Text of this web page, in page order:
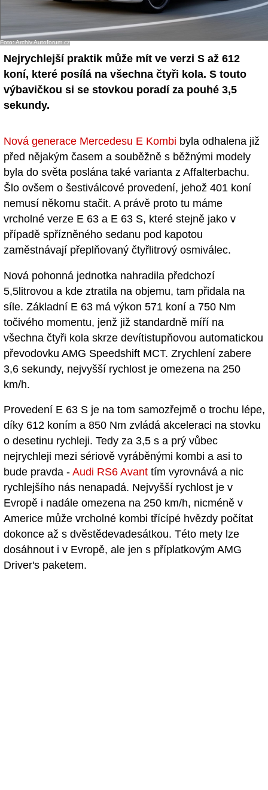
Foto: Archiv Autoforum.cz
Nejrychlejší praktik může mít ve verzi S až 612
koní, které posílá na všechna čtyři kola. S touto
výbavičkou si se stovkou poradí za pouhé 3,5
sekundy.
Nová generace Mercedesu E Kombi byla odhalena již
před nějakým časem a souběžně s běžnými modely
byla do světa poslána také varianta z Affalterbachu.
Šlo ovšem o šestiválcové provedení, jehož 401 koní
nemusí někomu stačit. A právě proto tu máme
vrcholné verze E 63 a E 63 S, které stejně jako v
případě spřízněného sedanu pod kapotou
zaměstnávají přeplňovaný čtyřlitrový osmiválec.
Nová pohonná jednotka nahradila předchozí
5,5litrovou a kde ztratila na objemu, tam přidala na
síle. Základní E 63 má výkon 571 koní a 750 Nm
točivého momentu, jenž již standardně míří na
všechna čtyři kola skrze devítistupňovou automatickou
převodovku AMG Speedshift MCT. Zrychlení zabere
3,6 sekundy, nejvyšší rychlost je omezena na 250
km/h.
Provedení E 63 S je na tom samozřejmě o trochu lépe,
díky 612 koním a 850 Nm zvládá akceleraci na stovku
o desetinu rychleji. Tedy za 3,5 s a prý vůbec
nejrychleji mezi sériově vyráběnými kombi a asi to
bude pravda - Audi RS6 Avant tím vyrovnává a nic
rychlejšího nás nenapadá. Nejvyšší rychlost je v
Evropě i nadále omezena na 250 km/h, nicméně v
Americe může vrcholné kombi třícípé hvězdy počítat
dokonce až s dvěstědevadesátkou. Této mety lze
dosáhnout i v Evropě, ale jen s příplatkovým AMG
Driver's paketem.